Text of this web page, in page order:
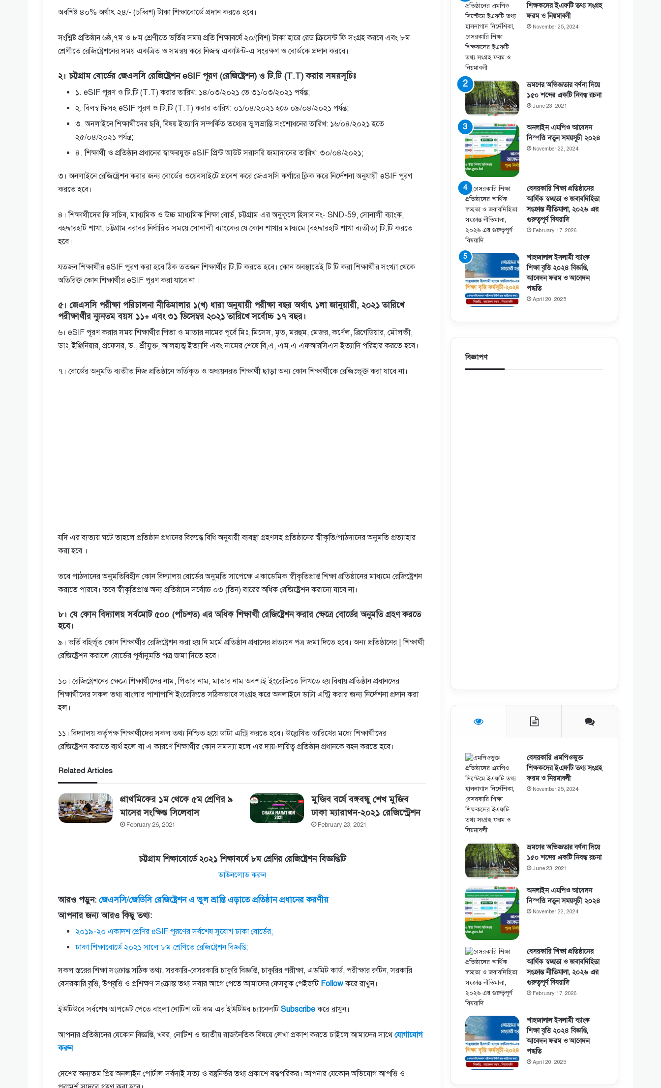
অবশিষ্ট ৪০% অর্থাৎ ২৪/- (চব্বিশ) টাকা শিক্ষাবাের্ডে প্রদান করতে হবে।
সংশ্লিষ্ট প্রতিষ্ঠান ৬ষ্ঠ,৭ম ও ৮ম শ্রেণীতে ভর্তির সময় প্রতি শিক্ষাবর্ষে ২০/(বিশ) টাকা হারে রেড ক্রিসেন্ট ফি সংগ্রহ করবে এবং ৮ম
শ্রেণীতে রেজিষ্ট্রেশনের সময় একত্রিত ও সমন্বয় করে নিজস্ব একাউন্ট-এ সংরক্ষণ ও বাের্ডকে প্রদান করবে।
২। চট্টগ্রাম বোর্ডের জেএসসি রেজিষ্ট্রেশন eSIF পূরণ (রেজিষ্ট্রেশন) ও টি.টি (T.T) করার সময়সূচিঃ
১. eSIF পূরণ ও টি.টি (T.T) করার তারিখ: ১৪/০৩/২০২১ তে ৩১/০৩/২০২১ পর্যন্ত;
২. বিলম্ব ফিসহ eSIF পূরণ ও টি.টি (T.T) করার তারিখ: ০১/০৪/২০২১ হতে ০৯/০৪/২০২১ পর্যন্ত;
৩. অনলাইনে শিক্ষার্থীদের ছবি, বিষয় ইত্যাদি সম্পর্কিত তথ্যের ভুলভ্রান্তি সংশােধনের তারিখ: ১৬/০৪/২০২১ হতে
২৫/০৪/২০২১ পর্যন্ত;
৪. শিক্ষার্থী ও প্রতিষ্ঠান প্রধানের স্বাক্ষরযুক্ত eSIF প্রিন্ট আউট সরাসরি জমাদানের তারিখ: ৩০/০৪/২০২১;
৩। অনলাইনে রেজিষ্ট্রেশন করার জন্য বাের্ডের ওয়েবসাইটে প্রবেশ করে জেএসসি কর্ণারে ক্লিক করে নির্দেশনা অনুযায়ী eSIF পূরণ
করতে হবে।
৪। শিক্ষার্থীদের ফি সচিব, মাধ্যমিক ও উচ্চ মাধ্যমিক শিক্ষা বাের্ড, চট্টগ্রাম এর অনুকূলে হিসাব নং- SND-59, সােনালী ব্যাংক,
বহদ্দারহাট শাখা, চট্টগ্রাম বরাবর নির্ধারিত সময়ে সােনালী ব্যাংকের যে কোন শাখার মাধ্যমে (বহদ্দারহাট শাখা ব্যতীত) টি.টি করতে
হবে।
যতজন শিক্ষার্থীর eSIF পূরণ করা হবে ঠিক ততজন শিক্ষার্থীর টি.টি করতে হবে। কোন অবস্থাতেই টি টি করা শিক্ষার্থীর সংখ্যা থেকে
অতিরিক্ত কোন শিক্ষার্থীর eSIF পূরণ করা যাবে না ।
৫। জেএসসি পরীক্ষা পরিচালনা নীতিমালার ১(খ) ধারা অনুযায়ী পরীক্ষা বছর অর্থাৎ ১লা জানুয়ারী, ২০২১ তারিখে
পরীক্ষার্থীর ন্যূনতম বয়স ১১+ এবং ৩১ ডিসেম্বর ২০২১ তারিখে সর্বোচ্চ ১৭ বছর।
৬। eSIF পূরণ করার সময় শিক্ষার্থীর পিতা ও মাতার নামের পূর্বে মিঃ, মিসেস, মৃত, মরহুম, মেজর, কর্ণেল, ব্রিগেডিয়ার, মৌলভী,
ডাঃ, ইঞ্জিনিয়ার, প্রফেসর, ড., শ্রীযুক্ত, আলহাজ্ব ইত্যাদি এবং নামের শেষে বি,এ, এম,এ এফআরসিএস ইত্যাদি পরিহার করতে হবে।
৭। বাের্ডের অনুমতি ব্যতীত নিজ প্রতিষ্ঠানে ভর্তিকৃত ও অধ্যয়নরত শিক্ষার্থী ছাড়া অন্য কোন শিক্ষার্থীকে রেজিঃভূক্ত করা যাবে না।
যদি এর ব্যত্যয় ঘটে তাহলে প্রতিষ্ঠান প্রধানের বিরুদ্ধে বিধি অনুযায়ী ব্যবস্থা গ্রহণসহ প্রতিষ্ঠানের স্বীকৃতি/পাঠদানের অনুমতি প্রত্যাহার
করা হবে ।
তবে পাঠদানের অনুমতিবিহীন কোন বিদ্যালয় বাের্ডের অনুমতি সাপেক্ষে একাডেমিক স্বীকৃতিপ্রাপ্ত শিক্ষা প্রতিষ্ঠানের মাধ্যমে রেজিষ্ট্রেশন
করাতে পারবে। তবে স্বীকৃতিপ্রাপ্ত অন্য প্রতিষ্ঠানে সর্বোচ্চ ০৩ (তিন) বারের অধিক রেজিষ্ট্রেশন করানাে যাবে না।
৮। যে কোন বিদ্যালয় সর্বমােট ৫০০ (পাঁচশত) এর অধিক শিক্ষার্থী রেজিষ্ট্রেশন করার ক্ষেত্রে বাের্ডের অনুমতি গ্রহণ করতে
হবে।
৯। ভর্তি বহির্ভূত কোন শিক্ষার্থীর রেজিষ্ট্রেশন করা হয় নি মর্মে প্রতিষ্ঠান প্রধানের প্রত্যয়ন পত্র জমা দিতে হবে। অন্য প্রতিষ্ঠানের | শিক্ষার্থী
রেজিষ্ট্রেশন করালে বাের্ডের পূর্বানুমতি পত্র জমা দিতে হবে।
১০। রেজিষ্ট্রেশনের ক্ষেত্রে শিক্ষার্থীদের নাম, পিতার নাম, মাতার নাম অবশ্যই ইংরেজিতে লিখতে হয় বিধায় প্রতিষ্ঠান প্রধানদের
শিক্ষার্থীদের সকল তথ্য বাংলার পাশাপাশি ইংরেজিতে সঠিকভাবে সংগ্রহ করে অনলাইনে ডাটা এন্ট্রি করার জন্য নির্দেশনা প্রদান করা
হল।
১১। বিদ্যালয় কর্তৃপক্ষ শিক্ষার্থীদের সকল তথ্য নিশ্চিত হয়ে ডাটা এন্ট্রি করতে হবে। উল্লেখিত তারিখের মধ্যে শিক্ষার্থীদের
রেজিষ্ট্রেশন করাতে ব্যর্থ হলে বা এ কারণে শিক্ষার্থীর কোন সমস্যা হলে এর দায়-দায়িত্ব প্রতিষ্ঠান প্রধানকে বহন করতে হবে।
Related Articles
প্রাথমিকের ১ম থেকে ৫ম শ্রেণির ৯
মাসের সংক্ষিপ্ত সিলেবাস
February 26, 2021
মুজিব বর্ষে বঙ্গবন্ধু শেখ মুজিব
ঢাকা ম্যারাথন-২০২১ রেজিস্ট্রেশন
February 23, 2021
চট্টগ্রাম শিক্ষাবোর্ডে ২০২১ শিক্ষাবর্ষে ৮ম শ্রেণির রেজিষ্ট্রেশন বিজ্ঞপ্তিটি
ডাউনলোড করুন
আরও পড়ুন: জেএসসি/জেডিসি রেজিষ্ট্রেশন এ ভুল ভ্রান্তি এড়াতে প্রতিষ্ঠান প্রধানের করণীয়
আপনার জন্য আরও কিছু তথ্য:
২০১৯-২০ একাদশ শ্রেণির eSIF পূরণের সর্বশেষ সুযোগ ঢাকা বোর্ডের;
ঢাকা শিক্ষাবোর্ডে ২০২১ সালে ৮ম শ্রেণিতে রেজিষ্ট্রেশন বিজ্ঞপ্তি;
সকল স্তরের শিক্ষা সংক্রান্ত সঠিক তথ্য, সরকারি-বেসরকারি চাকুরি বিজ্ঞপ্তি, চাকুরির পরীক্ষা, এডমিট কার্ড, পরীক্ষার রুটিন, সরকারি
বেসরকারি বৃত্তি, উপবৃত্তি ও প্রশিক্ষণ সংক্রান্ত তথ্য সবার আগে পেতে আমাদের ফেসবুক পেইজটি Followকরে রাখুন।
ইউটিউবে সর্বশেষ আপডেট পেতে বাংলা নোটিশ ডট কম এর ইউটিউব চ্যানেলটিSubscribeকরে রাখুন।
আপনার প্রতিষ্ঠানের যেকোন বিজ্ঞপ্তি, খবর, নোটিশ ও জাতীয় রাজনৈতিক বিষয়ে লেখা প্রকাশ করতে চাইলে আমাদের সাথে যোগাযোগ
করুন
দেশের অন্যতম প্রিয় অনলাইন পোর্টাল সর্বদাই সত্য ও বস্তুনির্ভর তথ্য প্রকাশে বদ্ধপরিকর। আপনার যেকোন অভিযোগ আপত্তি ও
শিক্ষকদের ইএফটি তথ্য সংগ্রহ
ফরম ও নিয়মাবলী
November 25, 2024
ভ্রমণের অভিজ্ঞতার বর্ণনা দিয়ে
১৫০ শব্দের একটি নিবন্ধ রচনা
June 23, 2021
অনলাইন এমপিও আবেদন
নিস্পত্তি নতুন সময়সূচী ২০২৪
November 22, 2024
বেসরকারি শিক্ষা প্রতিষ্ঠানের
আর্থিক স্বচ্ছতা ও জবাবদিহিতা
সংক্রান্ত নীতিমালা, ২০২৬ এর
গুরুত্বপূর্ণ বিষয়াদি
February 17, 2026
শাহজালাল ইসলামী ব্যাংক
শিক্ষা বৃত্তি ২০২৪ বিজ্ঞপ্তি,
আবেদন ফরম ও আবেদন
পদ্ধতি
April 20, 2025
বিজ্ঞাপণ
বেসরকারি এমপিওভুক্ত
শিক্ষকদের ইএফটি তথ্য সংগ্রহ
ফরম ও নিয়মাবলী
November 25, 2024
ভ্রমণের অভিজ্ঞতার বর্ণনা দিয়ে
১৫০ শব্দের একটি নিবন্ধ রচনা
June 23, 2021
অনলাইন এমপিও আবেদন
নিস্পত্তি নতুন সময়সূচী ২০২৪
November 22, 2024
বেসরকারি শিক্ষা প্রতিষ্ঠানের
আর্থিক স্বচ্ছতা ও জবাবদিহিতা
সংক্রান্ত নীতিমালা, ২০২৬ এর
গুরুত্বপূর্ণ বিষয়াদি
February 17, 2026
শাহজালাল ইসলামী ব্যাংক
শিক্ষা বৃত্তি ২০২৪ বিজ্ঞপ্তি,
আবেদন ফরম ও আবেদন
পদ্ধতি
April 20, 2025